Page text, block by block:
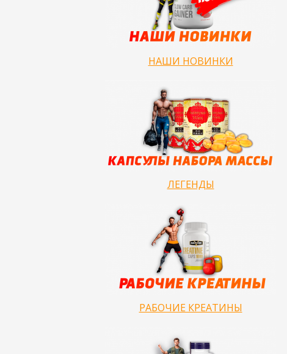
НАШИ НОВИНКИ
ЛЕГЕНДЫ
РАБОЧИЕ КРЕАТИНЫ